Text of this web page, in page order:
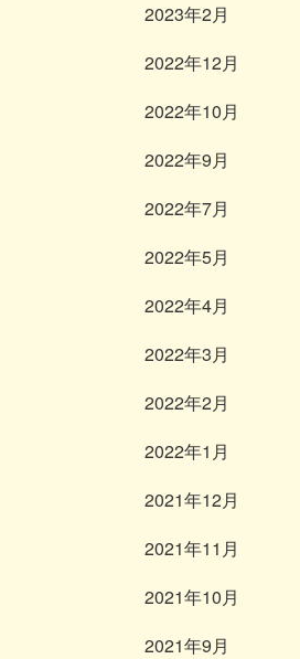
2023年2月
2022年12月
2022年10月
2022年9月
2022年7月
2022年5月
2022年4月
2022年3月
2022年2月
2022年1月
2021年12月
2021年11月
2021年10月
2021年9月